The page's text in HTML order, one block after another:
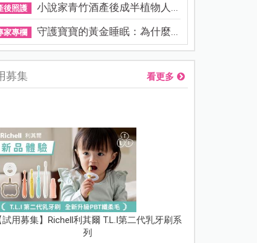
後照護 小說家青竹酒產後成半植物人...
家專欄 守護寶寶的黃金睡眠：為什麼...
募集 看更多
試用募集】Richell利其爾 T.L.I第二代乳牙刷系
列